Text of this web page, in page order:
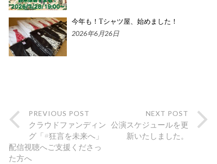
今年も！Tシャツ屋、始めました！
2026年6月26日
PREVIOUS POST
クラウドファンディン
グ「#狂言を未来へ」
配信視聴へご支援くださっ
た方へ
NEXT POST
公演スケジュールを更
新いたしました。